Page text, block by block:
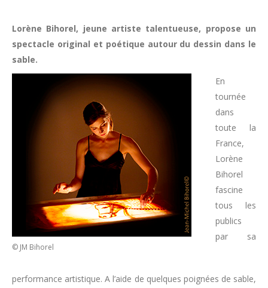
Lorène Bihorel, jeune artiste talentueuse, propose un
spectacle original et poétique autour du dessin dans le
sable.
© JM Bihorel
En
tournée
dans
toute la
France,
Lorène
Bihorel
fascine
tous les
publics
par sa
performance artistique. A l’aide de quelques poignées de sable,